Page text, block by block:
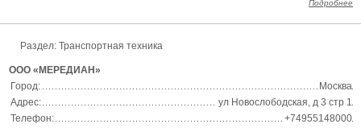
Подробнее
Раздел: Транспортная техника
ООО «МЕРЕДИАН»
Город:
Москва
Адрес:
ул Новослободская, д 3 стр 1
Телефон:
+74955148000